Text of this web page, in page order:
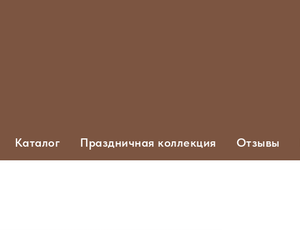
Каталог Праздничная коллекция Отзывы